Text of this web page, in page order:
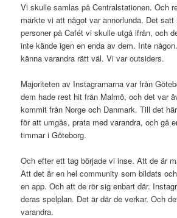
Vi skulle samlas på Centralstationen. Och
märkte vi att något var annorlunda. Det
personer på Cafét vi skulle utgå ifrån, och
inte kände igen en enda av dem. Inte
känna varandra rätt väl. Vi var outsiders.
Majoriteten av Instagramarna var från
dem hade rest hit från Malmö, och det var
kommit från Norge och Danmark. Till det
för att umgås, prata med varandra, och gå
timmar i Göteborg.
Och efter ett tag började vi inse. Att de är
Att det är en hel community som bildats
en app. Och att de rör sig enbart där.
deras spelplan. Det är där de verkar. Och
varandra.